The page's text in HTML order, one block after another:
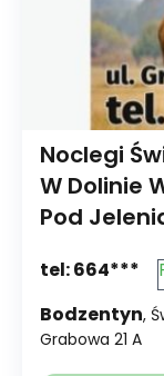
Noclegi
W Dolinie
Pod
tel:664***
Bodzentyn,
Grabowa 21 A